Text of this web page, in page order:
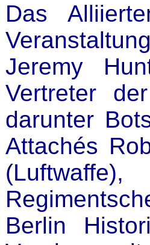
Das
Jeremy
Vertreter
darunter
Attachés
Berlin